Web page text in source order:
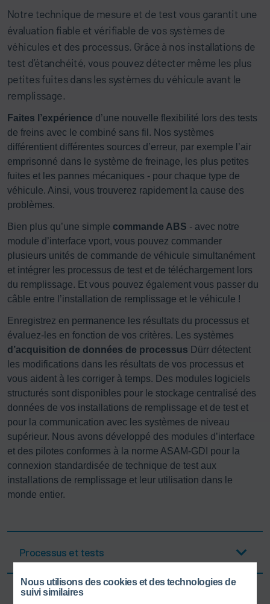
Nous utilisons des cookies et des technologies de
suivi similaires
Notre technique de mesure et de test vous garantit une
évaluation fiable et vérifiable de vos systèmes de
véhicules et des processus. Grâce à nos installations de
test d’étanchéité, vous pouvez détecter même les plus
petites fuites dans les systèmes du véhicule avant le
remplissage.
Faites l’expérience d’une nouvelle flexibilité lors des tests
de freins avec le combiné sans fil. Nos systèmes
différentient différentes sources d’erreur, par exemple l’air
emprisonné dans le système de freinage, les plus petites
fuites et les pannes mécaniques - pour chaque type de
véhicule. Ainsi, vous trouverez rapidement la cause des
problèmes.
Bien plus qu’une simple commande ABS - avec notre
module d’interface vport, vous pouvez commander
plusieurs unités de commande de véhicule simultanément
et intégrer les processus de test et de téléchargement lors
du remplissage. Et vous pouvez également vous passer du
câble entre l’installation de remplissage et le véhicule !
Enregistrez en permanence les résultats du processus et
évaluez-les en fonction de vos critères. Les systèmes
d’acquisition de données de processus Dürr détectent
les modifications dans les résultats de vos processus et
vous aident à les corriger à temps. Des modules logiciels
structurés sont disponibles pour le stockage centralisé des
données de vos installations de remplissage et de test et
pour la communication avec les systèmes de niveau
supérieur. Nous avons développé des modules d’interface
et des pilotes conformes à la norme ASAM-GDI pour la
connexion standardisée de technique de test aux
installations de remplissage et leur utilisation dans le
monde entier.
Processus et tests